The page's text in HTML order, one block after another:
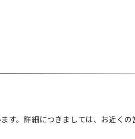
す。詳細につきましては、お近く